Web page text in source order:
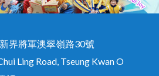
界將軍澳翠嶺路30號
Ling Road, Tseung Kwan O